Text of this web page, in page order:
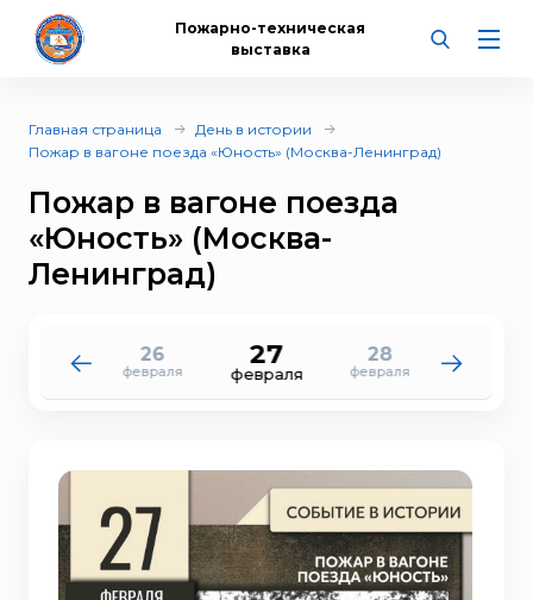
Пожарно-техническая
выставка
Главная страница
День в истории
Пожар в вагоне поезда «Юность» (Москва-Ленинград)
Пожар в вагоне поезда
«Юность» (Москва-
Ленинград)
26
февраля
27
февраля
28
февраля